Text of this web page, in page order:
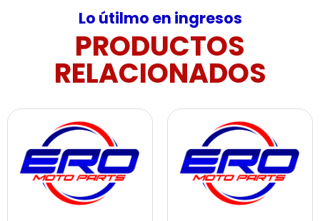
Lo útilmo en ingresos
PRODUCTOS
RELACIONADOS